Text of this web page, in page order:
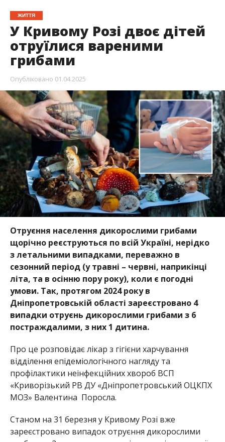
ЖИТТЯ
У Кривому Розі двоє дітей
отруїлися вареними
грибами
Опубліковано 01.04.2025
Отруєння населення дикорослими грибами
щорічно реєструються по всій Україні, нерідко
з летальними випадками, переважно в
сезонний період (у травні – червні, наприкінці
літа, та в осінню пору року), коли є погодні
умови. Так, протягом 2024рокув
Дніпропетровській області зареєстровано 4
випадки отруєнь дикорослими грибами з 6
постраждалими, з них 1 дитина.
Про це розповідає лікар з гігієни харчування
відділення епідеміологічного нагляду та
профілактики неінфекційних хвороб ВСП
«Криворізький РВ ДУ «Дніпропетровський ОЦКПХ
МОЗ» Валентина Поросла.
Станом на 31 березня у Кривому Розі вже
зареєстровано випадокотруєння дикорослими